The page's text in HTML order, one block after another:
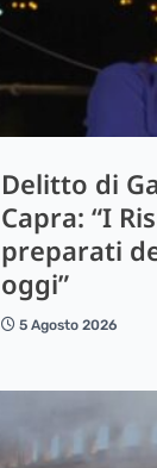
Delitto di
Capra: “I
preparati
oggi”
5 Agosto 2026